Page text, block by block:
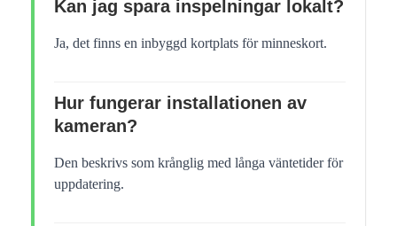
Kan jag spara inspelningar lokalt?
Ja, det finns en inbyggd kortplats för minneskort.
Hur fungerar installationen av
kameran?
Den beskrivs som krånglig med långa väntetider för
uppdatering.